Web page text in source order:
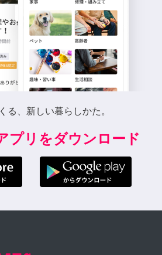
る、新しい暮らしかた。
プリをダウンロード